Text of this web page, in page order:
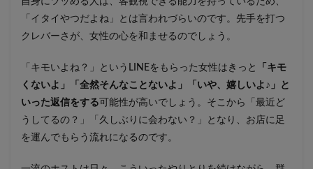
「イタイやつだよね」とは言われづらいのです。先手を打つ
クレバーさが、女性の心を和ませるのでしょう。
「キモいよね？」というLINEをもらった女性はきっと
「キモ
くないよ」「全然そんなことないよ」「いや、嬉しいよ♪」と
いった返信をする可能性が高いでしょう。そこから「最近ど
うしてるの？」「久しぶりに会わない？」となり、お店に足
を運んでもらう流れになるのです。